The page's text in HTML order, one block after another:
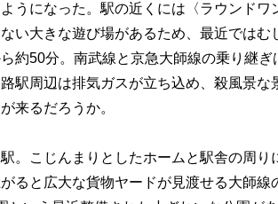
うになった。駅の近くには〈ラウンドワ
い大きな遊び場があるため、最近ではむ
約50分。南武線と京急大師線の乗り継
駅周辺は排気ガスが立ち込め、殺風景な
来るだろうか。
。こじんまりとしたホームと駅舎の周り
ると広大な貨物ヤードが見渡せる大師線